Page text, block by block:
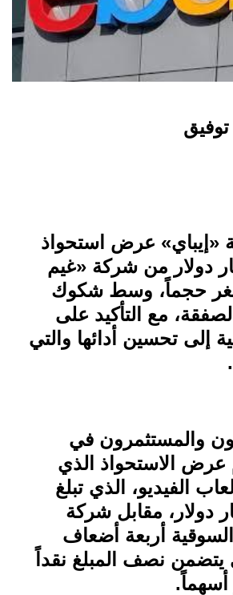
عرض استحواذ
56 مليار دولار من شركة «غيم
حجماً، وسط شكوك
مع التأكيد على
إلى تحسين أدائها والتي
.
والمستثمرون في
عرض الاستحواذ الذي
الفيديو، الذي تبلغ
12 مليار دولار، مقابل شركة
أربعة أضعاف
يتضمن نصف المبلغ نقداً
أسهماً.